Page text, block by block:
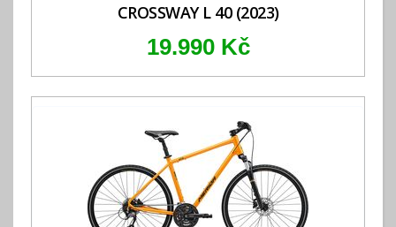
CROSSWAY L 40 (2023)
19.990 Kč